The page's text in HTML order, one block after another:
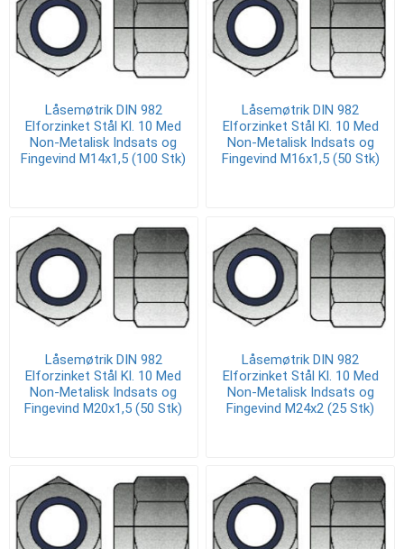
Låsemøtrik DIN 982
Elforzinket Stål Kl. 10 Med
Non-Metalisk Indsats og
Fingevind M14x1,5 (100 Stk)
Låsemøtrik DIN 982
Elforzinket Stål Kl. 10 Med
Non-Metalisk Indsats og
Fingevind M16x1,5 (50 Stk)
Låsemøtrik DIN 982
Elforzinket Stål Kl. 10 Med
Non-Metalisk Indsats og
Fingevind M20x1,5 (50 Stk)
Låsemøtrik DIN 982
Elforzinket Stål Kl. 10 Med
Non-Metalisk Indsats og
Fingevind M24x2 (25 Stk)